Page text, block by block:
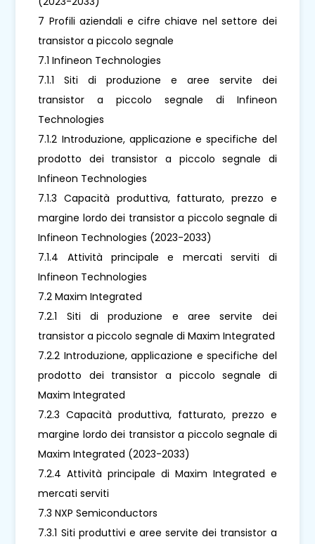
7 Profili aziendali e cifre chiave nel settore dei
transistor a piccolo segnale
7.1 Infineon Technologies
7.1.1 Siti di produzione e aree servite dei
transistor a piccolo segnale di Infineon
Technologies
7.1.2 Introduzione, applicazione e specifiche del
prodotto dei transistor a piccolo segnale di
Infineon Technologies
7.1.3 Capacità produttiva, fatturato, prezzo e
margine lordo dei transistor a piccolo segnale di
Infineon Technologies (2023-2033)
7.1.4 Attività principale e mercati serviti di
Infineon Technologies
7.2 Maxim Integrated
7.2.1 Siti di produzione e aree servite dei
transistor a piccolo segnale di Maxim Integrated
7.2.2 Introduzione, applicazione e specifiche del
prodotto dei transistor a piccolo segnale di
Maxim Integrated
7.2.3 Capacità produttiva, fatturato, prezzo e
margine lordo dei transistor a piccolo segnale di
Maxim Integrated (2023-2033)
7.2.4 Attività principale di Maxim Integrated e
mercati serviti
7.3 NXP Semiconductors
7.3.1 Siti produttivi e aree servite dei transistor a